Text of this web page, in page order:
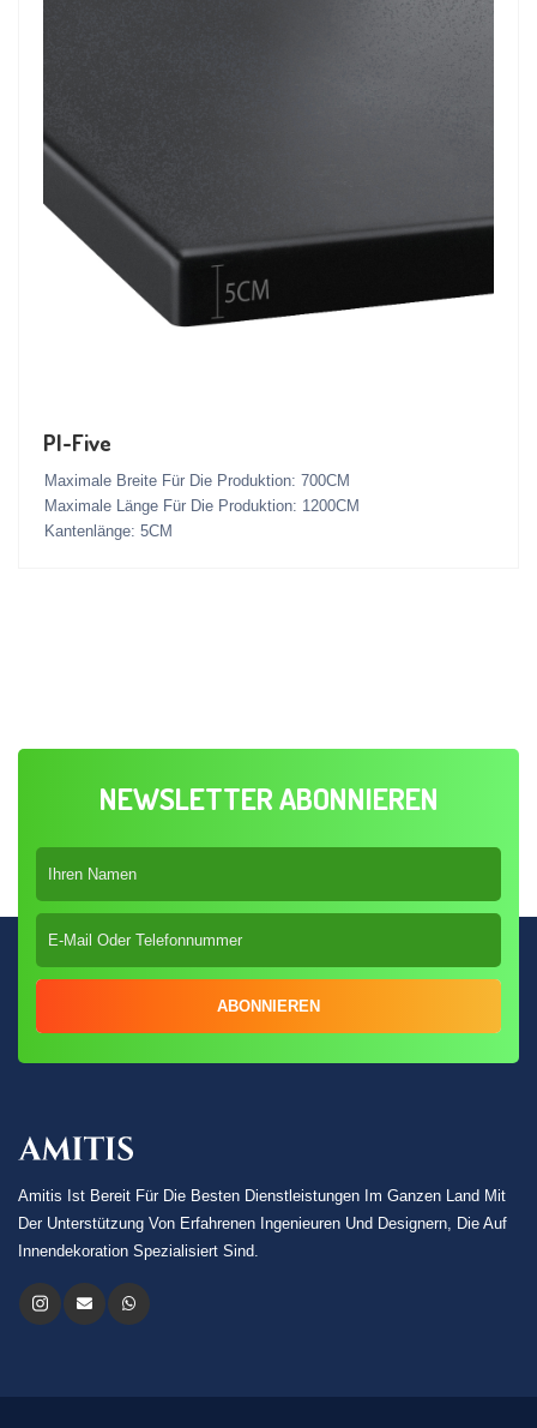
PI-Five
Maximale Breite Für Die Produktion: 700CM
Maximale Länge Für Die Produktion: 1200CM
Kantenlänge: 5CM
NEWSLETTER ABONNIEREN
ABONNIEREN
Amitis Ist Bereit Für Die Besten Dienstleistungen Im Ganzen Land Mit
Der Unterstützung Von Erfahrenen Ingenieuren Und Designern, Die Auf
Innendekoration Spezialisiert Sind.